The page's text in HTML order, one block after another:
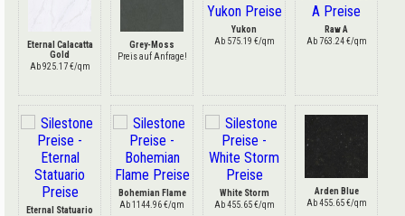
Eternal Calacatta
Gold
Ab 925.17 €/qm
Grey-Moss
Preis auf Anfrage!
Yukon
Ab 575.19 €/qm
Raw A
Ab 763.24 €/qm
Eternal Statuario
Bohemian Flame
Ab 1144.96 €/qm
White Storm
Ab 455.65 €/qm
Arden Blue
Ab 455.65 €/qm